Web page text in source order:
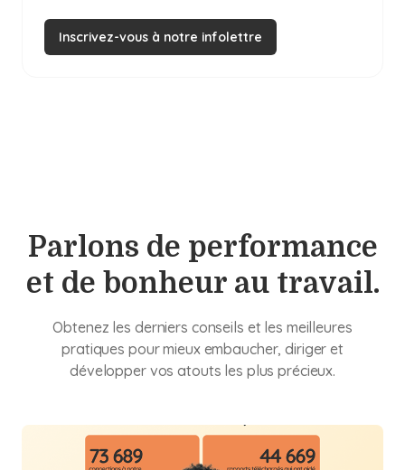
Inscrivez-vous à notre infolettre
Parlons de performance
et de bonheur au travail.
Obtenez les derniers conseils et les meilleures
pratiques pour mieux embaucher, diriger et
développer vos atouts les plus précieux.